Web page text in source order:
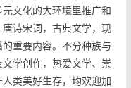
文化的大环境里推广和
诗宋词，古典文学，现
重要内容。不分种族与
学创作，热爱文学、崇
类美好生存，均欢迎加